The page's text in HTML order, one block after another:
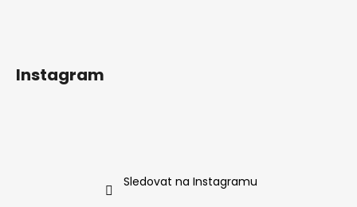
Instagram
Sledovat na Instagramu